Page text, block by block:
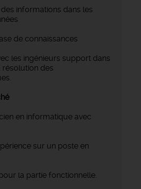
informations dans les
de connaissances
les ingénieurs support dans
résolution des
en informatique avec
sur un poste en
la partie fonctionnelle.